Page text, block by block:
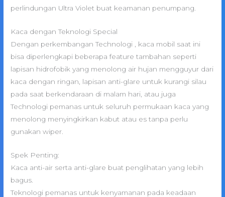
perlindungan Ultra Violet buat keamanan penumpang.
Kaca dengan Teknologi Special
Dengan perkembangan Technologi , kaca mobil saat ini
bisa diperlengkapi beberapa feature tambahan seperti
lapisan hidrofobik yang menolong air hujan mengguyur dari
kaca dengan ringan, lapisan anti-glare untuk kurangi silau
pada saat berkendaraan di malam hari, atau juga
Technologi pemanas untuk seluruh permukaan kaca yang
menolong menyingkirkan kabut atau es tanpa perlu
gunakan wiper.
Spek Penting:
Kaca anti-air serta anti-glare buat penglihatan yang lebih
bagus.
Teknologi pemanas untuk kenyamanan pada keadaan